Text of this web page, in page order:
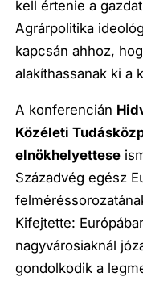
kell értenie a
Agrárpolitika
kapcsán ahhoz,
alakíthassanak ki a
A konferencián
Közéleti
elnökhelyettese
Századvég egész
Kifejtette:
nagyvárosiaknál
gondolkodik a